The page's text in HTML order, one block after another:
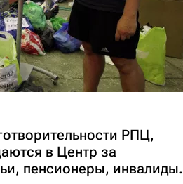
РПЦ,
в Центр за
пенсионеры, инвалиды.